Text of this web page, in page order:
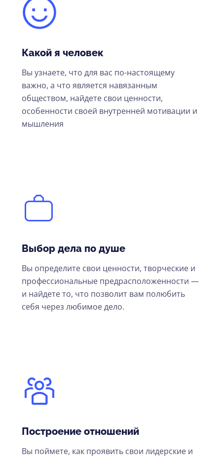
Какой я человек
Вы узнаете, что для вас по-настоящему
важно, а что является навязанным
обществом, найдете свои ценности,
особенности своей внутренней мотивации и
мышления
Выбор дела по душе
Вы определите свои ценности, творческие и
профессиональные предрасположенности —
и найдете то, что позволит вам полюбить
себя через любимое дело.
Построение отношений
Вы поймете, как проявить свои лидерские и